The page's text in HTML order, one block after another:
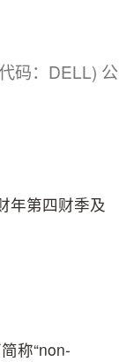
码：DELL) 公
年第四财季及
称“non-